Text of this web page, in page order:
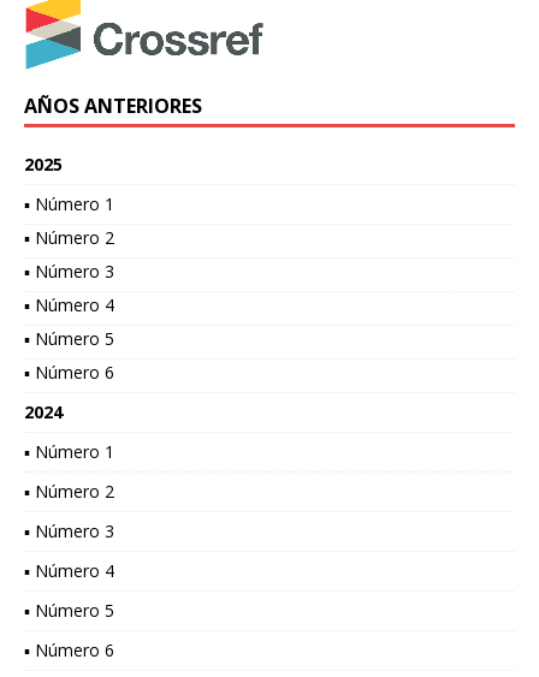
AÑOS ANTERIORES
2025
▪ Número 1
▪ Número 2
▪ Número 3
▪ Número 4
▪ Número 5
▪ Número 6
2024
▪ Número 1
▪ Número 2
▪ Número 3
▪ Número 4
▪ Número 5
▪ Número 6